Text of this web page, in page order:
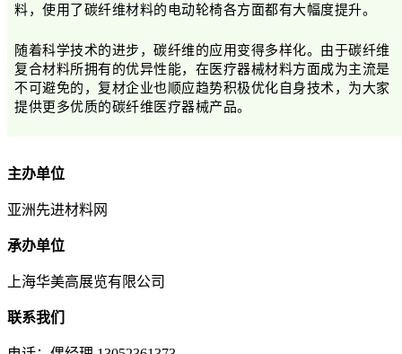
料，使用了碳纤维材料的电动轮椅各方面都有大幅度提升。
随着科学技术的进步，碳纤维的应用变得多样化。由于碳纤维
复合材料所拥有的优异性能，在医疗器械材料方面成为主流是
不可避免的，复材企业也顺应趋势积极优化自身技术，为大家
提供更多优质的碳纤维医疗器械产品。
主办单位
亚洲先进材料网
承办单位
上海华美高展览有限公司
联系我们